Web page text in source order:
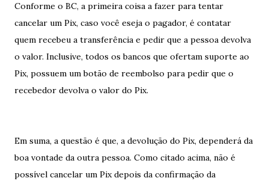
Conforme o BC, a primeira coisa a fazer para tentar
cancelar um Pix, caso você eseja o pagador, é contatar
quem recebeu a transferência e pedir que a pessoa devolva
o valor. Inclusive, todos os bancos que ofertam suporte ao
Pix, possuem um botão de reembolso para pedir que o
recebedor devolva o valor do Pix.
Em suma, a questão é que, a devolução do Pix, dependerá da
boa vontade da outra pessoa. Como citado acima, não é
possível cancelar um Pix depois da confirmação da